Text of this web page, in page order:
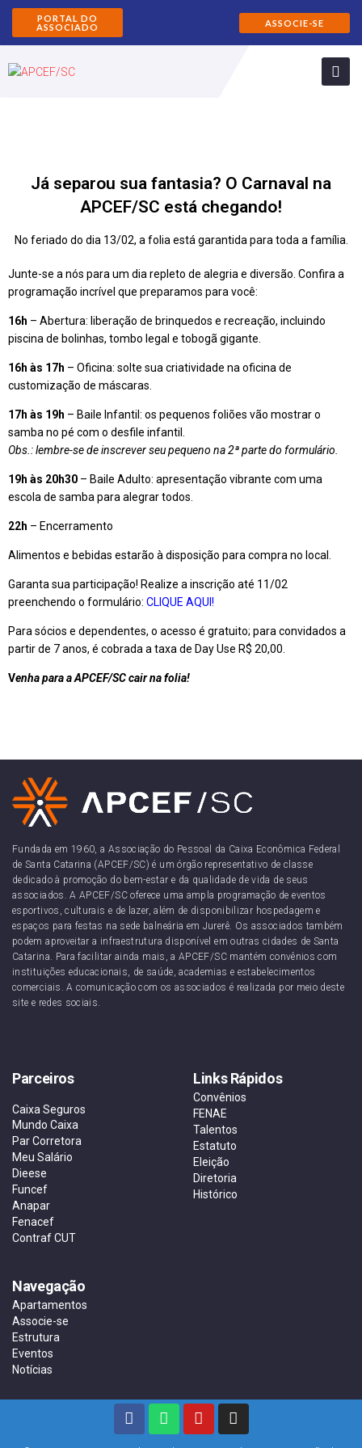
PORTAL DO
ASSOCIADO
ASSOCIE-SE
Já separou sua fantasia? O Carnaval na
APCEF/SC está chegando!
No feriado do dia 13/02, a folia está garantida para toda a família.
Junte-se a nós para um dia repleto de alegria e diversão. Confira a
programação incrível que preparamos para você:
16h – Abertura: liberação de brinquedos e recreação, incluindo
piscina de bolinhas, tombo legal e tobogã gigante.
16h às 17h – Oficina: solte sua criatividade na oficina de
customização de máscaras.
17h às 19h – Baile Infantil: os pequenos foliões vão mostrar o
samba no pé com o desfile infantil.
Obs.: lembre-se de inscrever seu pequeno na 2ª parte do formulário.
19h às 20h30 – Baile Adulto: apresentação vibrante com uma
escola de samba para alegrar todos.
22h – Encerramento
Alimentos e bebidas estarão à disposição para compra no local.
Garanta sua participação! Realize a inscrição até 11/02
preenchendo o formulário: CLIQUE AQUI!
Para sócios e dependentes, o acesso é gratuito; para convidados a
partir de 7 anos, é cobrada a taxa de Day Use R$ 20,00.
Venha para a APCEF/SC cair na folia!
Fundada em 1960, a Associação do Pessoal da Caixa Econômica Federal
de Santa Catarina (APCEF/SC) é um órgão representativo de classe
dedicado à promoção do bem-estar e da qualidade de vida de seus
associados. A APCEF/SC oferece uma ampla programação de eventos
esportivos, culturais e de lazer, além de disponibilizar hospedagem e
espaços para festas na sede balneária em Jurerê. Os associados também
podem aproveitar a infraestrutura disponível em outras cidades de Santa
Catarina. Para facilitar ainda mais, a APCEF/SC mantém convênios com
instituições educacionais, de saúde, academias e estabelecimentos
comerciais. A comunicação com os associados é realizada por meio deste
site e redes sociais.
Parceiros
Caixa Seguros
Mundo Caixa
Par Corretora
Meu Salário
Dieese
Funcef
Anapar
Fenacef
Contraf CUT
Links Rápidos
Convênios
FENAE
Talentos
Estatuto
Eleição
Diretoria
Histórico
Navegação
Apartamentos
Associe-se
Estrutura
Eventos
Notícias